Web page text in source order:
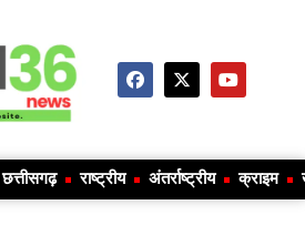
छत्तीसगढ़ राष्ट्रीय अंतर्राष्ट्रीय क्राइम